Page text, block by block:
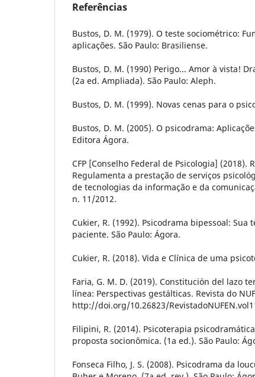
Referências
Bustos, D. M. (1979). O teste sociométrico:
aplicações. São Paulo: Brasiliense.
Bustos, D. M. (1990) Perigo... Amor à vista!
(2a ed. Ampliada). São Paulo: Aleph.
Bustos, D. M. (1999). Novas cenas para o
Bustos, D. M. (2005). O psicodrama:
Editora Ágora.
CFP [Conselho Federal de Psicologia] (2018).
Regulamenta a prestação de serviços
de tecnologias da informação e da
n. 11/2012.
Cukier, R. (1992). Psicodrama bipessoal: Sua
paciente. São Paulo: Ágora.
Cukier, R. (2018). Vida e Clínica de uma
Faria, G. M. D. (2019). Constitución del lazo
línea: Perspectivas gestálticas. Revista do
http://doi.org/10.26823/
Filipini, R. (2014). Psicoterapia
proposta socionômica. (1a ed.). São Paulo:
Fonseca Filho, J. S. (2008). Psicodrama da